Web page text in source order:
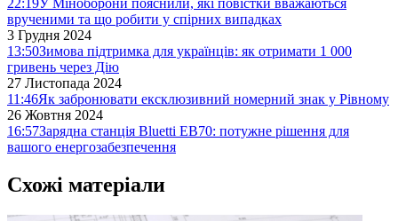
22:19У Міноборони пояснили, які повістки вважаються
врученими та що робити у спірних випадках
3 Грудня 2024
13:50Зимова підтримка для українців: як отримати 1 000
гривень через Дію
27 Листопада 2024
11:46Як забронювати ексклюзивний номерний знак у Рівному
26 Жовтня 2024
16:57Зарядна станція Bluetti EB70: потужне рішення для
вашого енергозабезпечення
Схожі матеріали